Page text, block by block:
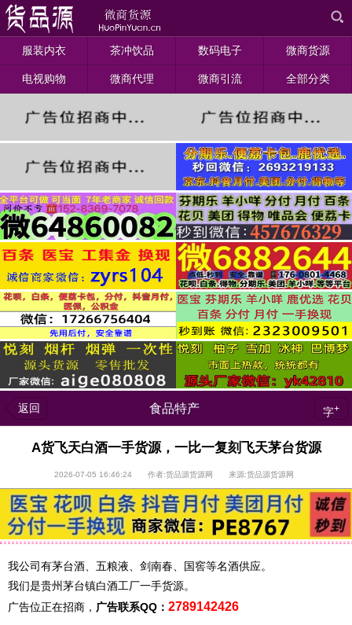
服装内衣 茶冲饮品 数码电子 微商货源
电视购物 微商代理 微商引流 全部分类
返回 食品特产 字+
A货飞天白酒一手货源，一比一复刻飞天茅台货源
2026-07-05 16:46:24 作者:货品源货源网 来源:货品源货源网
我公司有茅台酒、五粮液、剑南春、国窖等名酒供应。
我们是贵州茅台镇白酒工厂一手货源。
广告位正在招商， 广告联系QQ： 2789142426